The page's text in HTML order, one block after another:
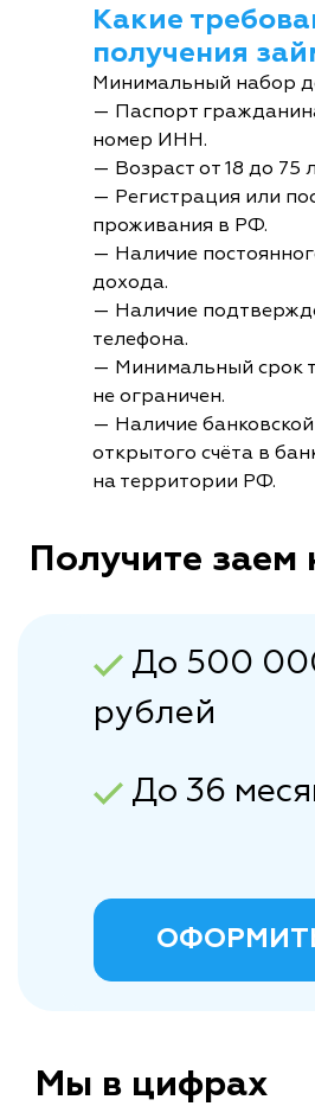
Какие
получения
Минимальный набор
— Паспорт
номер ИНН.
— Возраст от 18 до 75
— Регистрация или
проживания в РФ.
— Наличие
дохода.
— Наличие
телефона.
— Минимальный срок
не ограничен.
— Наличие
открытого счёта в
на территории РФ.
Получите заем
До 500
рублей
До 36
Мы в цифрах